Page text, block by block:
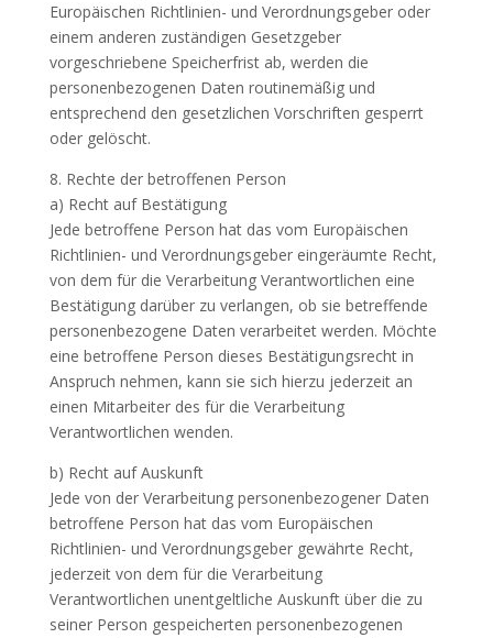
Europäischen Richtlinien- und Verordnungsgeber oder
einem anderen zuständigen Gesetzgeber
vorgeschriebene Speicherfrist ab, werden die
personenbezogenen Daten routinemäßig und
entsprechend den gesetzlichen Vorschriften gesperrt
oder gelöscht.
8. Rechte der betroffenen Person
a) Recht auf Bestätigung
Jede betroffene Person hat das vom Europäischen
Richtlinien- und Verordnungsgeber eingeräumte Recht,
von dem für die Verarbeitung Verantwortlichen eine
Bestätigung darüber zu verlangen, ob sie betreffende
personenbezogene Daten verarbeitet werden. Möchte
eine betroffene Person dieses Bestätigungsrecht in
Anspruch nehmen, kann sie sich hierzu jederzeit an
einen Mitarbeiter des für die Verarbeitung
Verantwortlichen wenden.
b) Recht auf Auskunft
Jede von der Verarbeitung personenbezogener Daten
betroffene Person hat das vom Europäischen
Richtlinien- und Verordnungsgeber gewährte Recht,
jederzeit von dem für die Verarbeitung
Verantwortlichen unentgeltliche Auskunft über die zu
seiner Person gespeicherten personenbezogenen